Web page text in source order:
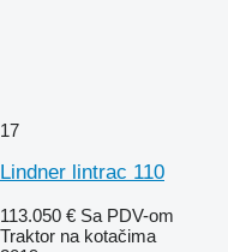
17
Lindner lintrac 110
113.050 € Sa PDV-om
Traktor na kotačima